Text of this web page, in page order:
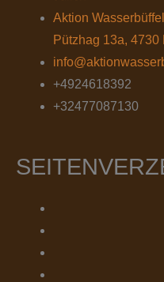
Aktion
Pützhag 13a, 4730
+4924618392
+32477087130